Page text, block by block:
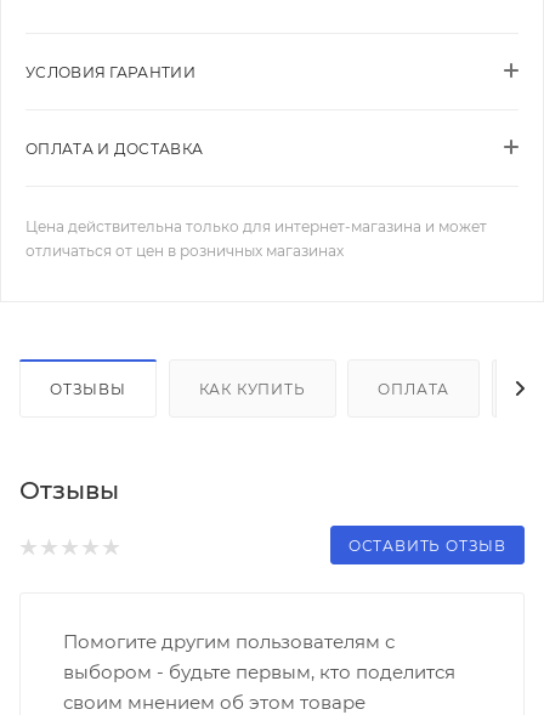
УСЛОВИЯ ГАРАНТИИ
ОПЛАТА И ДОСТАВКА
Цена действительна только для интернет-магазина и может
отличаться от цен в розничных магазинах
ОТЗЫВЫ КАК КУПИТЬ ОПЛАТА
Отзывы
ОСТАВИТЬ ОТЗЫВ
Помогите другим пользователям с
выбором - будьте первым, кто поделится
своим мнением об этом товаре